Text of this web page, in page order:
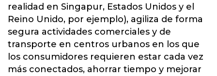
realidad en Singapur, Estados Unidos y el
Reino Unido, por ejemplo), agiliza de forma
segura actividades comerciales y de
transporte en centros urbanos en los que
los consumidores requieren estar cada vez
más conectados, ahorrar tiempo y mejorar